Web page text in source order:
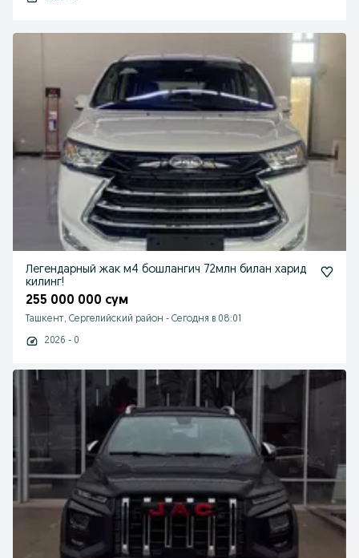
Легендарный жак м4 бошлангич 72млн билан харид
килинг!
255 000 000 сум
Ташкент, Сергелийский район - Сегодня в 08:01
2026 - 0